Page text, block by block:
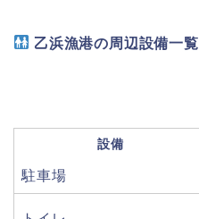
乙浜漁港の周辺設備一覧
設備
駐車場